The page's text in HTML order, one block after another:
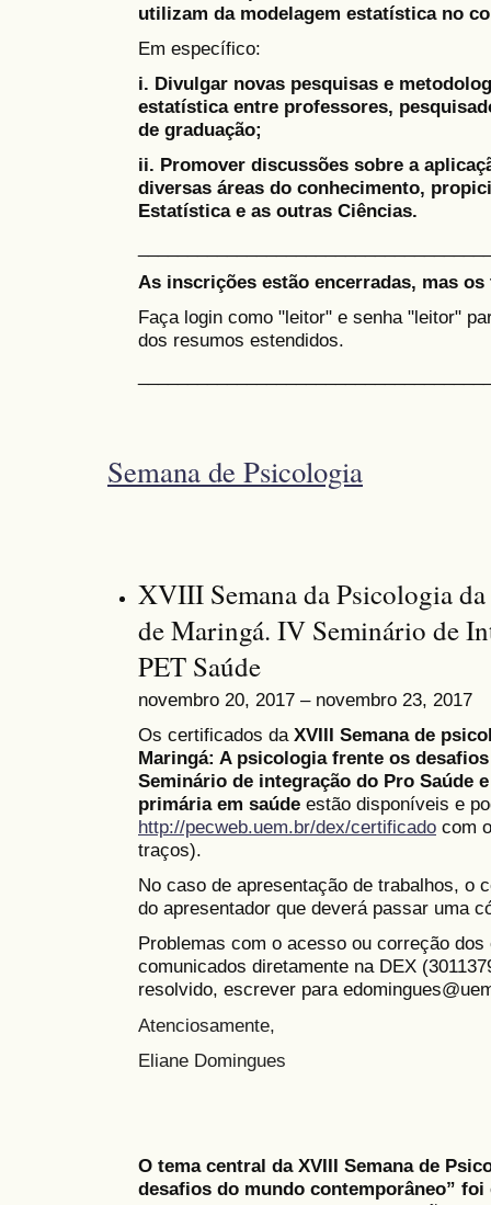
utilizam da modelagem estatística no
Em específico:
i. Divulgar novas pesquisas e
estatística entre professores,
de graduação;
ii. Promover discussões sobre a
diversas áreas do conhecimento,
Estatística e as outras Ciências.
As inscrições estão encerradas, mas
Faça login como "leitor" e senha "leitor"
dos resumos estendidos.
Semana de Psicologia
XVIII Semana da Psicologia
de Maringá. IV Seminário de
PET Saúde
novembro 20, 2017 – novembro 23, 2017
Os certificados da XVIII Semana de
Maringá: A psicologia frente os
Seminário de integração do Pro Saúde
primária em saúde estão disponíveis e
http://pecweb.uem.br/dex/certificado com
traços).
No caso de apresentação de trabalhos, o
do apresentador que deverá passar uma
Problemas com o acesso ou correção
comunicados diretamente na DEX
resolvido, escrever para
Atenciosamente,
Eliane Domingues
O tema central da XVIII Semana de
desafios do mundo contemporâneo”